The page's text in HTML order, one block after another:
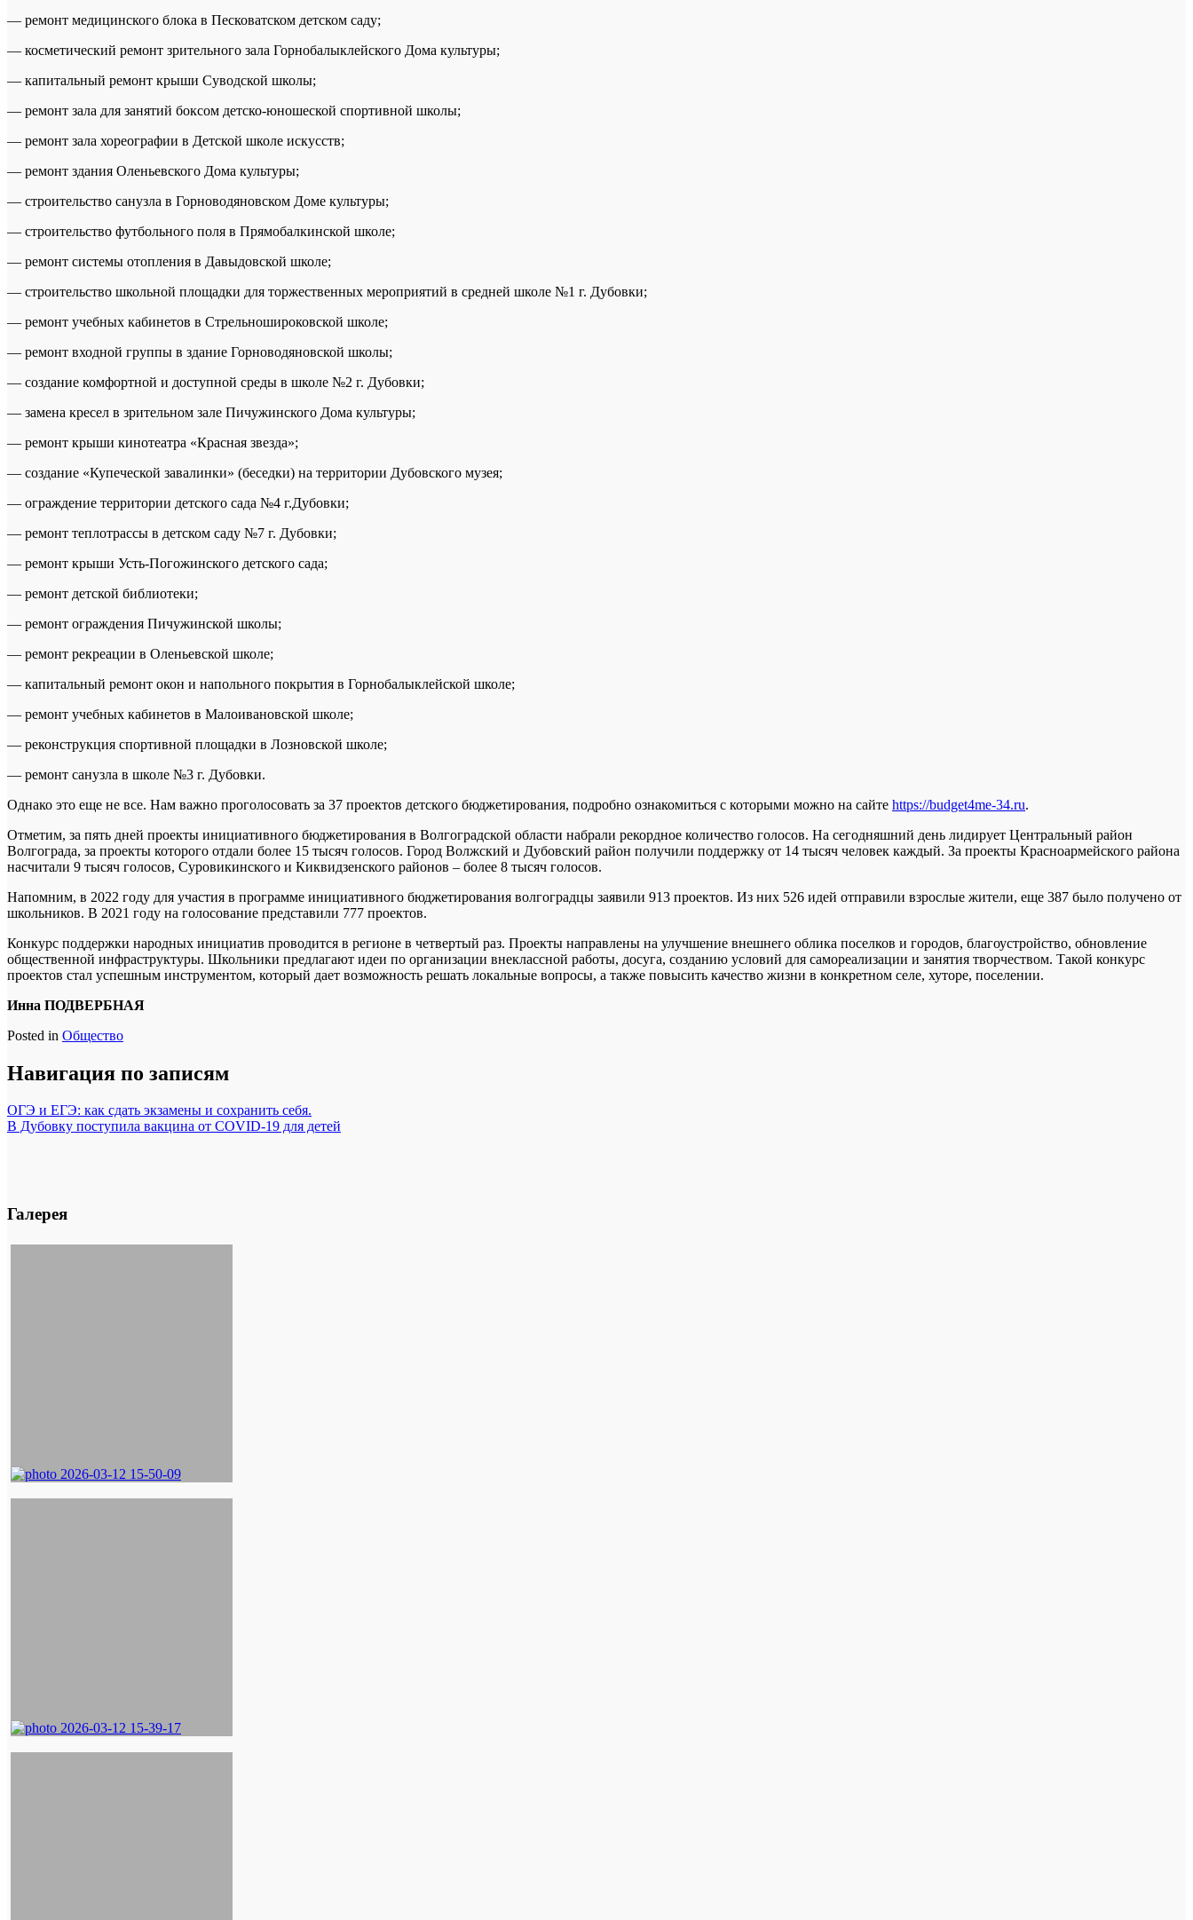
— ремонт медицинского блока в Песковатском детском саду;
— косметический ремонт зрительного зала Горнобалыклейского Дома культуры;
— капитальный ремонт крыши Суводской школы;
— ремонт зала для занятий боксом детско-юношеской спортивной школы;
— ремонт зала хореографии в Детской школе искусств;
— ремонт здания Оленьевского Дома культуры;
— строительство санузла в Горноводяновском Доме культуры;
— строительство футбольного поля в Прямобалкинской школе;
— ремонт системы отопления в Давыдовской школе;
— строительство школьной площадки для торжественных мероприятий в средней школе №1 г. Дубовки;
— ремонт учебных кабинетов в Стрельношироковской школе;
— ремонт входной группы в здание Горноводяновской школы;
— создание комфортной и доступной среды в школе №2 г. Дубовки;
— замена кресел в зрительном зале Пичужинского Дома культуры;
— ремонт крыши кинотеатра «Красная звезда»;
— создание «Купеческой завалинки» (беседки) на территории Дубовского музея;
— ограждение территории детского сада №4 г.Дубовки;
— ремонт теплотрассы в детском саду №7 г. Дубовки;
— ремонт крыши Усть-Погожинского детского сада;
— ремонт детской библиотеки;
— ремонт ограждения Пичужинской школы;
— ремонт рекреации в Оленьевской школе;
— капитальный ремонт окон и напольного покрытия в Горнобалыклейской школе;
— ремонт учебных кабинетов в Малоивановской школе;
— реконструкция спортивной площадки в Лозновской школе;
— ремонт санузла в школе №3 г. Дубовки.
Однако это еще не все. Нам важно проголосовать за 37 проектов детского бюджетирования, подробно ознакомиться с которыми можно на сайте https://budget4me-34.ru.
Отметим, за пять дней проекты инициативного бюджетирования в Волгоградской области набрали рекордное количество голосов. На сегодняшний день лидирует Центральный район
Волгограда, за проекты которого отдали более 15 тысяч голосов. Город Волжский и Дубовский район получили поддержку от 14 тысяч человек каждый. За проекты Красноармейского района
насчитали 9 тысяч голосов, Суровикинского и Киквидзенского районов – более 8 тысяч голосов.
Напомним, в 2022 году для участия в программе инициативного бюджетирования волгоградцы заявили 913 проектов. Из них 526 идей отправили взрослые жители, еще 387 было получено от
школьников. В 2021 году на голосование представили 777 проектов.
Конкурс поддержки народных инициатив проводится в регионе в четвертый раз. Проекты направлены на улучшение внешнего облика поселков и городов, благоустройство, обновление
общественной инфраструктуры. Школьники предлагают идеи по организации внеклассной работы, досуга, созданию условий для самореализации и занятия творчеством. Такой конкурс
проектов стал успешным инструментом, который дает возможность решать локальные вопросы, а также повысить качество жизни в конкретном селе, хуторе, поселении.
Инна ПОДВЕРБНАЯ
Posted in Общество
Навигация по записям
ОГЭ и ЕГЭ: как сдать экзамены и сохранить себя.
В Дубовку поступила вакцина от COVID-19 для детей
Галерея